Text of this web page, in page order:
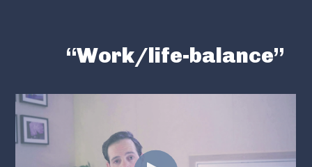
“Work/life-balance”